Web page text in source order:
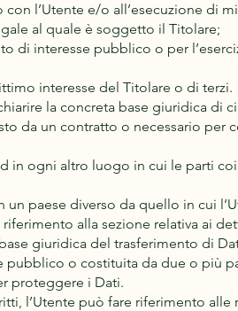
l’Utente e/o all’esecuzione di
al quale è soggetto il Titolare;
di interesse pubblico o per
interesse del Titolare o di terzi.
la concreta base giuridica di
da un contratto o necessario per
in ogni altro luogo in cui le parti
paese diverso da quello in cui
alla sezione relativa ai
giuridica del trasferimento di
o costituita da due o più
proteggere i Dati.
l’Utente può fare riferimento